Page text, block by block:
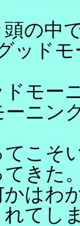
の中
ッド
ドモー
ニン
こそ
きた
はわ
てし